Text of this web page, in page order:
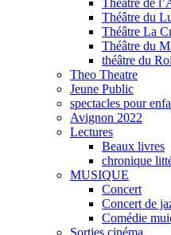
Théâtre de
Théâtre du
Théâtre La
Théâtre du
théâtre du
Theo Theatre
Jeune Public
spectacles pour
Avignon 2022
Lectures
Beaux livres
chronique
MUSIQUE
Concert
Concert de
Comédie
Sorties cinéma